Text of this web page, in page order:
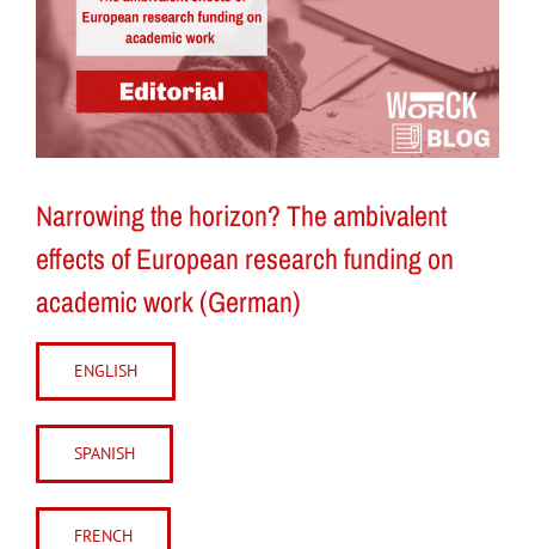
Narrowing the horizon? The ambivalent
effects of European research funding on
academic work (German)
ENGLISH
SPANISH
FRENCH